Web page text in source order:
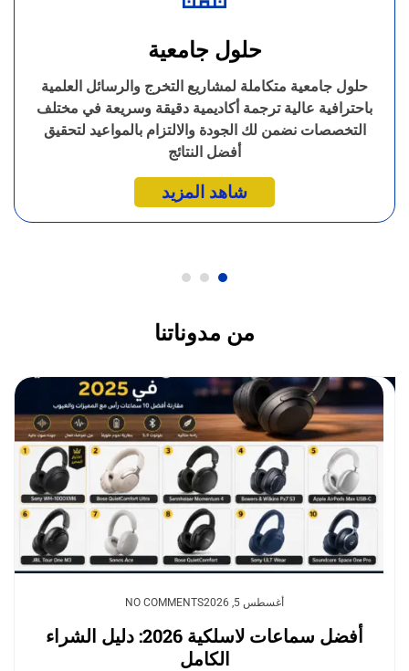
حلول جامعية
حلول جامعية متكاملة لمشاريع التخرج والرسائل العلمية
باحترافية عالية ترجمة أكاديمية دقيقة وسريعة في مختلف
التخصصات نضمن لك الجودة والالتزام بالمواعيد لتحقيق
أفضل النتائج
شاهد المزيد
من مدوناتنا
NO COMMENTS
وداعًا لقلق نفاد الشحن.. بطاريات السيليكون
والكربون تغيّر مستقبل الجوالات
أغسطس 5, 2026 NO COMMENTS
أفضل سماعات لاسلكية 2026: دليل الشراء
الكامل